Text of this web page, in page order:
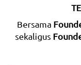
Bersama
sekaligus